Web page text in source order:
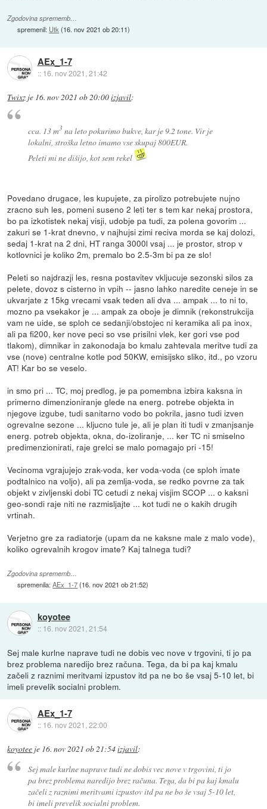
Zgodovina sprememb…
spremenil: Utk (16. nov 2021 ob 20:11)
AEx_1-7
:: 16. nov 2021, 21:42
Twixz je 16. nov 2021 ob 20:00izjavil:
cca. 13 m3na leto pokurimo bukve, kar je 9.2 tone. Vir je
lokalni, stroška letno imamo vse skupaj 800EUR.
Peleti mi ne dišijo, kot sem rekel
Povedano drugace, les kupujete, za pirolizo potrebujete nujno
zracno suh les, pomeni suseno 2 leti ter s tem kar nekaj prostora,
bo pa izkotistek nekaj visji, udobje pa tudi, za polena govorim ...
zakuri se 1-krat dnevno, v najhujsi zimi reciva morda se kaj dolozi,
sedaj 1-krat na 2 dni, HT ranga 3000l vsaj ... je prostor, strop v
kotlovnici je koliko 2m, premalo bo 2.5-3m bi pa ze slo!
Peleti so najdrazji les, resna postavitev vkljucuje sezonski silos za
pelete, dovoz s cisterno in vpih -- jasno lahko naredite ceneje in se
ukvarjate z 15kg vrecami vsak teden ali dva ... ampak ... to ni to,
mozno pa vsekakor je ... ampak za oboje je dimnik (rekonstrukcija
vam ne uide, se sploh ce sedanji/obstojec ni keramika ali pa inox,
ali pa fi200, ker nove peci so vse prisilni vlek, ker gori vse pod
tlakom), dimnikar in zakonodaja bo kmalu zahtevala meritve tudi za
vse (nove) centralne kotle pod 50KW, emisijsko sliko, itd., po vzoru
AT! Kar bo se veselo.
in smo pri ... TC, moj predlog, je pa pomembna izbira kaksna in
primerno dimenzioniranje glede na energ. potrebe objekta in
njegove izgube, tudi sanitarno vodo bo pokrila, jasno tudi izven
ogrevalne sezone ... kljucno tule je, ali je plan iti tudi v zmanjsanje
energ. potreb objekta, okna, do-izoliranje, ... ker TC ni smiselno
predimenzionirati, raje grelci se malo pomagajo pri -15!
Vecinoma vgrajujejo zrak-voda, ker voda-voda (ce sploh imate
podtalnico na voljo), ali pa zemlja-voda, se redko povrne za tak
objekt v zivljenski dobi TC cetudi z nekaj visjim SCOP ... o kaksni
geo-sondi raje niti ne razmisljajte ... kot tudi ne o kakih drugih
vrtinah.
Verjetno gre za radiatorje (upam da ne kaksne male z malo vode),
koliko ogrevalnih krogov imate? Kaj talnega tudi?
Zgodovina sprememb…
spremenila:AEx_1-7(16. nov 2021 ob 21:52)
koyotee
:: 16. nov 2021, 21:54
Sej male kurlne naprave tudi ne dobis vec nove v trgovini, ti jo pa
brez problema naredijo brez računa. Tega, da bi pa kaj kmalu
začeli z raznimi meritvami izpustov itd pa ne bo še vsaj 5-10 let, bi
imeli prevelik socialni problem.
AEx_1-7
:: 16. nov 2021, 22:00
koyotee je 16. nov 2021 ob 21:54izjavil:
Sej male kurlne naprave tudi ne dobis vec nove v trgovini, ti jo
pa brez problema naredijo brez računa. Tega, da bi pa kaj kmalu
začeli z raznimi meritvami izpustov itd pa ne bo še vsaj 5-10 let,
bi imeli prevelik socialni problem.